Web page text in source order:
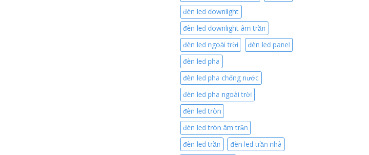
đèn led downlight
đèn led downlight âm trần
đèn led ngoài trời
đèn led panel
đèn led pha
đèn led pha chống nước
đèn led pha ngoài trời
đèn led tròn
đèn led tròn âm trần
đèn led trần
đèn led trần nhà